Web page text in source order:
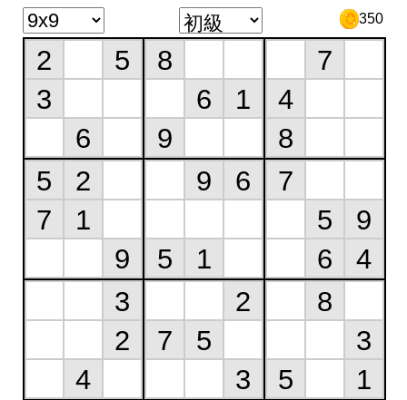
350
2
5
3
6
8
6
1
9
7
4
8
5
2
7
1
9
9 6
5 1
7
5
9
6
4
3
2
4
2
7
5
3
8
3
5
1